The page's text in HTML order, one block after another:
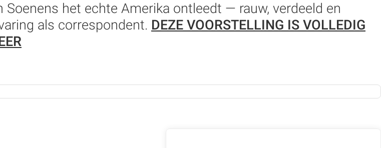
Soenens het echte Amerika ontleedt — rauw, verdeeld en
als correspondent. DEZE VOORSTELLING IS VOLLEDIG